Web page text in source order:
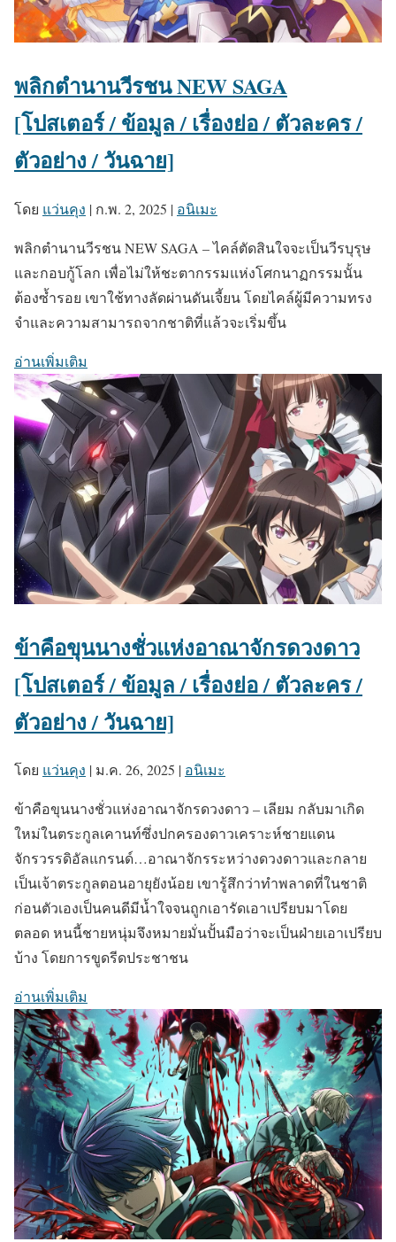
พลิกตำนานวีรชน NEW SAGA
[โปสเตอร์ / ข้อมูล / เรื่องย่อ / ตัวละคร /
ตัวอย่าง / วันฉาย]
โดย แว่นคุง | ก.พ. 2, 2025 | อนิเมะ
พลิกตำนานวีรชน NEW SAGA – ไคล์ตัดสินใจจะเป็นวีรบุรุษ
และกอบกู้โลก เพื่อไม่ให้ชะตากรรมแห่งโศกนาฏกรรมนั้น
ต้องซ้ำรอย เขาใช้ทางลัดผ่านดันเจี้ยน โดยไคล์ผู้มีความทรง
จำและความสามารถจากชาติที่แล้วจะเริ่มขึ้น
อ่านเพิ่มเติม
ข้าคือขุนนางชั่วแห่งอาณาจักรดวงดาว
[โปสเตอร์ / ข้อมูล / เรื่องย่อ / ตัวละคร /
ตัวอย่าง / วันฉาย]
โดย แว่นคุง | ม.ค. 26, 2025 | อนิเมะ
ข้าคือขุนนางชั่วแห่งอาณาจักรดวงดาว – เลียม กลับมาเกิด
ใหม่ในตระกูลเคานท์ซึ่งปกครองดาวเคราะห์ชายแดน
จักรวรรดิอัลแกรนด์…อาณาจักรระหว่างดวงดาวและกลาย
เป็นเจ้าตระกูลตอนอายุยังน้อย เขารู้สึกว่าทำพลาดที่ในชาติ
ก่อนตัวเองเป็นคนดีมีน้ำใจจนถูกเอารัดเอาเปรียบมาโดย
ตลอด หนนี้ชายหนุ่มจึงหมายมั่นปั้นมือว่าจะเป็นฝ่ายเอาเปรียบ
บ้าง โดยการขูดรีดประชาชน
อ่านเพิ่มเติม